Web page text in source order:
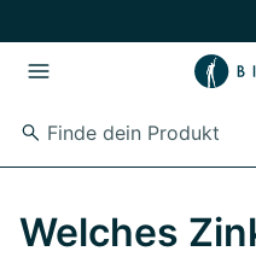
Welches